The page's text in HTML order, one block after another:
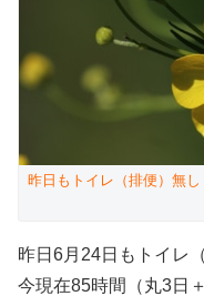
昨日もトイレ（排便）無
昨日6月24日もトイレ
今現在85時間（丸3日